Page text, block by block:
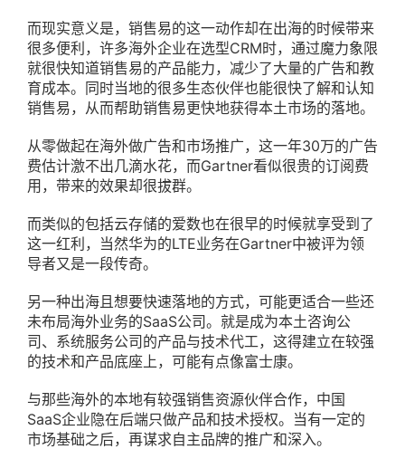
而现实意义是，销售易的这一动作却在出海的时候带来
很多便利，许多海外企业在选型CRM时，通过魔力象限
就很快知道销售易的产品能力，减少了大量的广告和教
育成本。同时当地的很多生态伙伴也能很快了解和认知
销售易，从而帮助销售易更快地获得本土市场的落地。
从零做起在海外做广告和市场推广，这一年30万的广告
费估计激不出几滴水花，而Gartner看似很贵的订阅费
用，带来的效果却很拔群。
而类似的包括云存储的爱数也在很早的时候就享受到了
这一红利，当然华为的LTE业务在Gartner中被评为领
导者又是一段传奇。
另一种出海且想要快速落地的方式，可能更适合一些还
未布局海外业务的SaaS公司。就是成为本土咨询公
司、系统服务公司的产品与技术代工，这得建立在较强
的技术和产品底座上，可能有点像富士康。
与那些海外的本地有较强销售资源伙伴合作，中国
SaaS企业隐在后端只做产品和技术授权。当有一定的
市场基础之后，再谋求自主品牌的推广和深入。